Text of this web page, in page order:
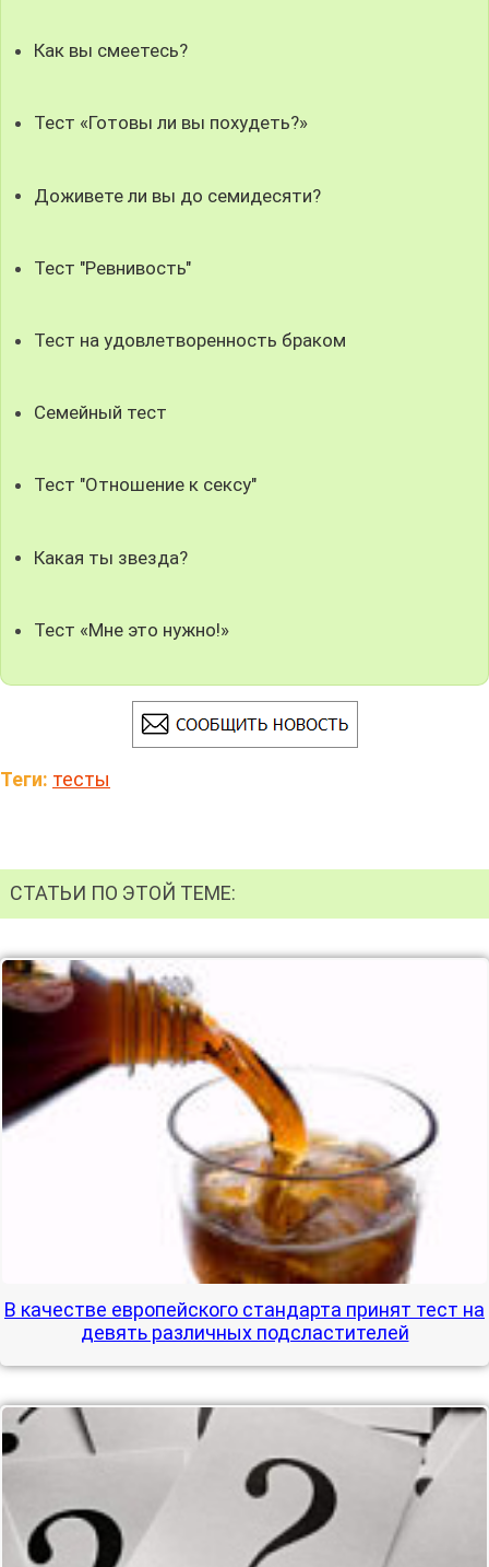
Как вы смеетесь?
Тест «Готовы ли вы похудеть?»
Доживете ли вы до семидесяти?
Тест "Ревнивость"
Тест на удовлетворенность браком
Семейный тест
Тест "Отношение к сексу"
Какая ты звезда?
Тест «Мне это нужно!»
Теги: тесты
СТАТЬИ ПО ЭТОЙ ТЕМЕ:
В качестве европейского стандарта принят тест на
девять различных подсластителей